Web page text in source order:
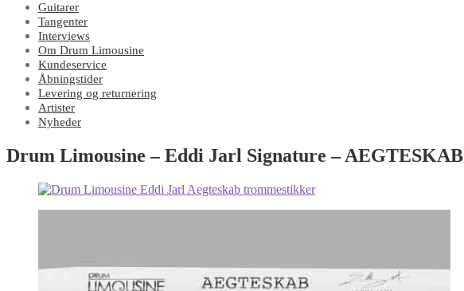
Guitarer
Tangenter
Interviews
Om Drum Limousine
Kundeservice
Åbningstider
Levering og returnering
Artister
Nyheder
Drum Limousine – Eddi Jarl Signature – AEGTESKAB